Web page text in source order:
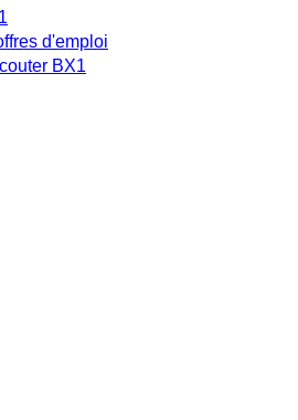
d'emploi
BX1